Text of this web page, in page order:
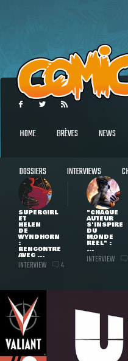
HOME BRÈVES NEWS
DOSSIERS INTERVIEWS
SUPERGIRL
ET
HELEN
DE
WYNDHORN
:
RENCONTRE
AVEC ...
INTERVIEW 4
"CHAQUE
AUTEUR
S'INSPIRE
DU
MONDE
RÉEL" :
...
INTERVIEW